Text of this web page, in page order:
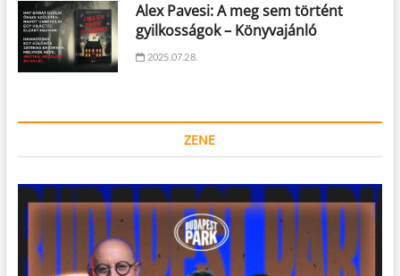
Alex Pavesi: A meg sem történt
gyilkosságok – Könyvajánló
2025.07.28.
ZENE